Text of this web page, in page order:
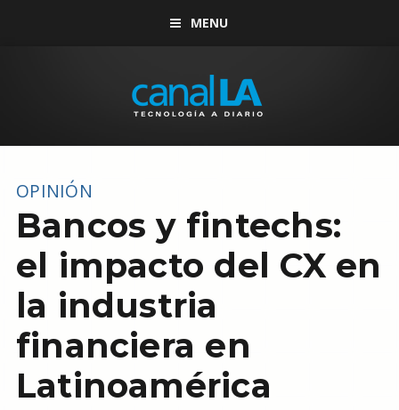
MENU
OPINIÓN
Bancos y fintechs:
el impacto del CX en
la industria
financiera en
Latinoamérica